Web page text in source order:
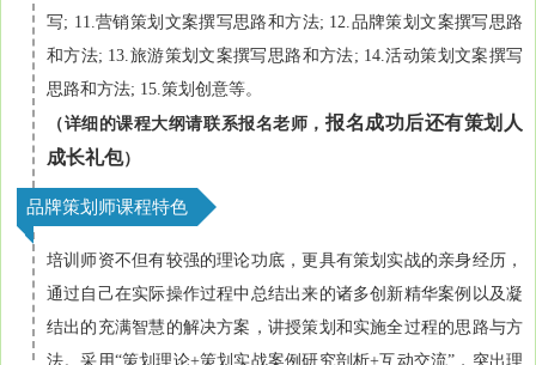
写; 11.营销策划文案撰写思路和方法; 12.品牌策划文案撰写思路
和方法; 13.旅游策划文案撰写思路和方法; 14.活动策划文案撰写
思路和方法; 15.策划创意等。
（详细的课程大纲请联系报名老师， 报名成功后还有策划人
成长礼包）
品牌策划师课程特色
培训师资不但有较强的理论功底，更具有策划实战的亲身经历，
通过自己在实际操作过程中总结出来的诸多创新精华案例以及凝
结出的充满智慧的解决方案，讲授策划和实施全过程的思路与方
法。采用“策划理论+策划实战案例研究剖析+互动交流”，突出理